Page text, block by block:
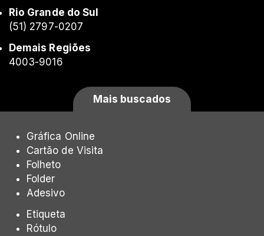
Rio Grande do Sul
(51) 2797-0207
Demais Regiões
4003-9016
Mais buscados
Gráfica Online
Cartão de Visita
Folheto
Folder
Adesivo
Etiqueta
Rótulo